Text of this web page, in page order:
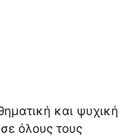
και ψυχική
όλους τους